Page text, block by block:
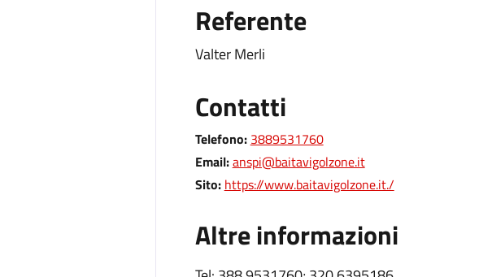
Referente
Valter Merli
Contatti
Telefono: 3889531760
Email:anspi@baitavigolzone.it
Sito: https://www.baitavigolzone.it./
Altre informazioni